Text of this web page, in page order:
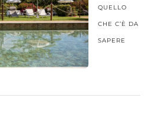
QUELLO
CHE C’È DA
SAPERE